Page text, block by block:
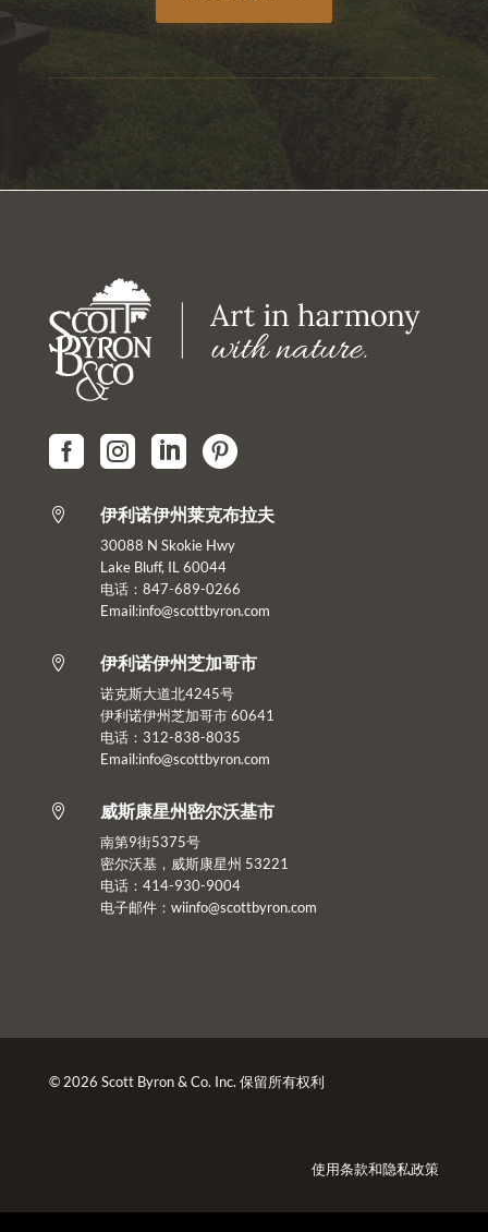
   
 伊利诺伊州莱克布拉夫
30088 N Skokie Hwy
Lake Bluff, IL 60044
电话：847-689-0266
Email:info@scottbyron.com
 伊利诺伊州芝加哥市
诺克斯大道北4245号
伊利诺伊州芝加哥市 60641
电话：312-838-8035
Email:info@scottbyron.com
 威斯康星州密尔沃基市
南第9街5375号
密尔沃基，威斯康星州 53221
电话：414-930-9004
电子邮件： wiinfo@scottbyron.com
© 2026 Scott Byron & Co. Inc. 保留所有权利
使用条款和隐私政策